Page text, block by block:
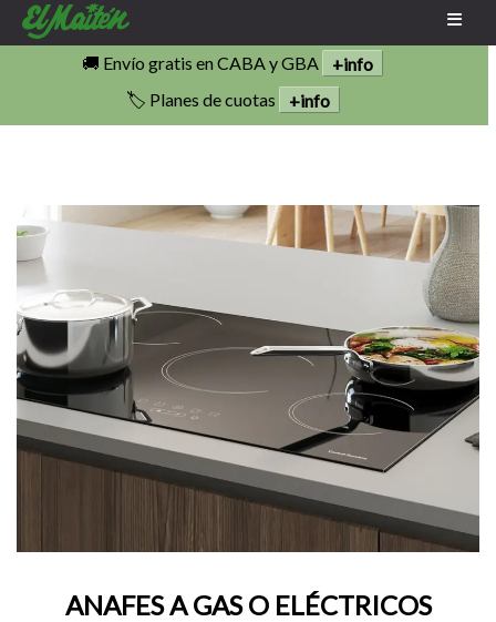
🚚 Envío gratis en CABA y GBA
+info
🏷️ Planes de cuotas
+info
ANAFES A GAS O ELÉCTRICOS